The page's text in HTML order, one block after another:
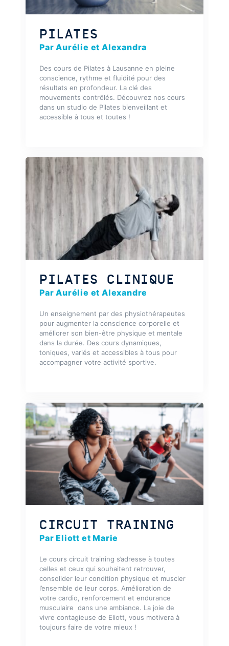
PILATES
Par Aurélie et Alexandra
Des cours de Pilates à Lausanne en pleine
conscience, rythme et fluidité pour des
résultats en profondeur. La clé des
mouvements contrôlés. Découvrez nos cours
dans un studio de Pilates bienveillant et
accessible à tous et toutes !
PILATES CLINIQUE
Par Aurélie et Alexandre
Un enseignement par des physiothérapeutes
pour augmenter la conscience corporelle et
améliorer son bien-être physique et mentale
dans la durée. Des cours dynamiques,
toniques, variés et accessibles à tous pour
accompagner votre activité sportive.
CIRCUIT TRAINING
Par Eliott et Marie
Le cours circuit training s’adresse à toutes
celles et ceux qui souhaitent retrouver,
consolider leur condition physique et muscler
l’ensemble de leur corps. Amélioration de
votre cardio, renforcement et endurance
musculaire dans une ambiance. La joie de
vivre contagieuse de Eliott, vous motivera à
toujours faire de votre mieux !